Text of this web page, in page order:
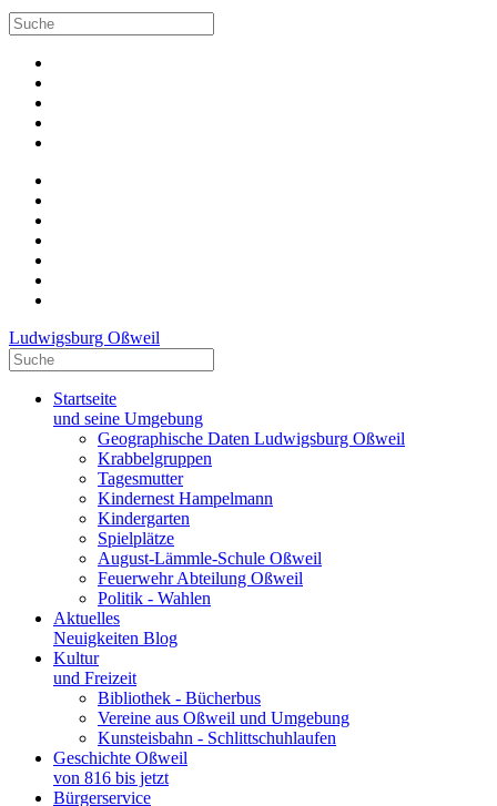
Ludwigsburg Oßweil
Startseite
und seine Umgebung
Geographische Daten Ludwigsburg Oßweil
Krabbelgruppen
Tagesmutter
Kindernest Hampelmann
Kindergarten
Spielplätze
August-Lämmle-Schule Oßweil
Feuerwehr Abteilung Oßweil
Politik - Wahlen
Aktuelles
Neuigkeiten Blog
Kultur
und Freizeit
Bibliothek - Bücherbus
Vereine aus Oßweil und Umgebung
Kunsteisbahn - Schlittschuhlaufen
Geschichte Oßweil
von 816 bis jetzt
Bürgerservice